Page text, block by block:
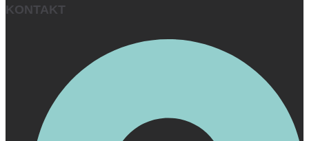
KONTAKT